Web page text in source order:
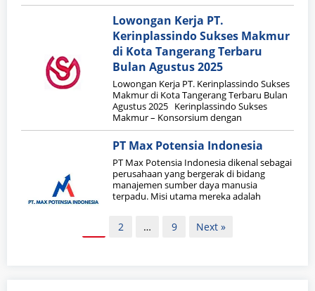
Lowongan Kerja PT.
Kerinplassindo Sukses Makmur
di Kota Tangerang Terbaru
Bulan Agustus 2025
Lowongan Kerja PT. Kerinplassindo Sukses
Makmur di Kota Tangerang Terbaru Bulan
Agustus 2025 Kerinplassindo Sukses
Makmur – Konsorsium dengan
PT Max Potensia Indonesia
PT Max Potensia Indonesia dikenal sebagai
perusahaan yang bergerak di bidang
manajemen sumber daya manusia
terpadu. Misi utama mereka adalah
2 … 9 Next »